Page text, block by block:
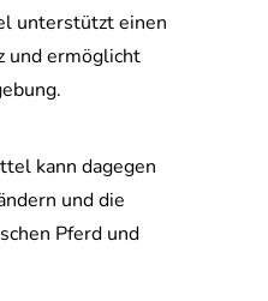
unterstützt einen
und ermöglicht
kann dagegen
und die
Pferd und